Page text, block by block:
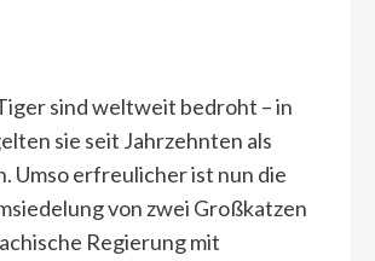
sind weltweit bedroht – in
sie seit Jahrzehnten als
Umso erfreulicher ist nun die
von zwei Großkatzen
Regierung mit